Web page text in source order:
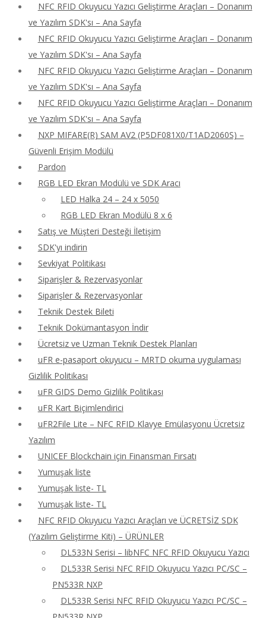
NFC RFID Okuyucu Yazıcı Geliştirme Araçları – Donanım
ve Yazılım SDK'sı – Ana Sayfa
NFC RFID Okuyucu Yazıcı Geliştirme Araçları – Donanım
ve Yazılım SDK'sı – Ana Sayfa
NFC RFID Okuyucu Yazıcı Geliştirme Araçları – Donanım
ve Yazılım SDK'sı – Ana Sayfa
NFC RFID Okuyucu Yazıcı Geliştirme Araçları – Donanım
ve Yazılım SDK'sı – Ana Sayfa
NXP MIFARE(R) SAM AV2 (P5DF081X0/T1AD2060S) –
Güvenli Erişim Modülü
Pardon
RGB LED Ekran Modülü ve SDK Aracı
LED Halka 24 – 24 x 5050
RGB LED Ekran Modülü 8 x 6
Satış ve Müşteri Desteği İletişim
SDK'yı indirin
Sevkiyat Politikası
Siparişler & Rezervasyonlar
Siparişler & Rezervasyonlar
Teknik Destek Bileti
Teknik Dokümantasyon İndir
Ücretsiz ve Uzman Teknik Destek Planları
uFR e-pasaport okuyucu – MRTD okuma uygulaması
Gizlilik Politikası
uFR GIDS Demo Gizlilik Politikası
uFR Kart Biçimlendirici
uFR2File Lite – NFC RFID Klavye Emülasyonu Ücretsiz
Yazılım
UNICEF Blockchain için Finansman Fırsatı
Yumuşak liste
Yumuşak liste- TL
Yumuşak liste- TL
NFC RFID Okuyucu Yazıcı Araçları ve ÜCRETSİZ SDK
(Yazılım Geliştirme Kiti) – ÜRÜNLER
DL533N Serisi – libNFC NFC RFID Okuyucu Yazıcı
DL533R Serisi NFC RFID Okuyucu Yazıcı PC/SC –
PN533R NXP
DL533R Serisi NFC RFID Okuyucu Yazıcı PC/SC –